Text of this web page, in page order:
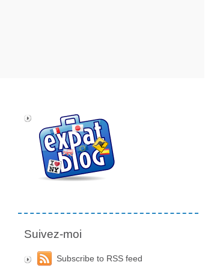
Suivez-moi
Subscribe to RSS feed